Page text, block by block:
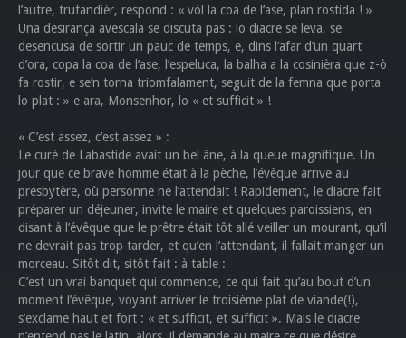
l’autre, trufandièr, respond : « vòl la coa de l’ase, plan rostida ! »
Una desirança avescala se discuta pas : lo diacre se leva, se
desencusa de sortir un pauc de temps, e, dins l’afar d’un quart
d’ora, copa la coa de l’ase, l’espeluca, la balha a la cosinièra que z-ò
fa rostir, e se’n torna triomfalament, seguit de la femna que porta
lo plat : » e ara, Monsenhor, lo « et sufficit » !
« C’est assez, c’est assez » :
Le curé de Labastide avait un bel âne, à la queue magnifique. Un
jour que ce brave homme était à la pèche, l’évêque arrive au
presbytère, où personne ne l’attendait ! Rapidement, le diacre fait
préparer un déjeuner, invite le maire et quelques paroissiens, en
disant à l’évêque que le prêtre était tôt allé veiller un mourant, qu’il
ne devrait pas trop tarder, et qu’en l’attendant, il fallait manger un
morceau. Sitôt dit, sitôt fait : à table :
C’est un vrai banquet qui commence, ce qui fait qu’au bout d’un
moment l’évêque, voyant arriver le troisième plat de viande(!),
s’exclame haut et fort : « et sufficit, et sufficit ». Mais le diacre